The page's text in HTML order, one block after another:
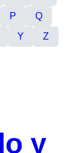
P
Q
Y Z
y